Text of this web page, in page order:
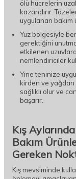
ölü hücrelerin
kazandırır.
uygulanan
Yüz bölgesiyle
gerektiğini
etkilenen
nemlendiriciler
Yine teninize
kirden ve yağdan
sağlıklı olur ve
başarır.
Kış
Bakım
Gereken
Kış mevsiminde